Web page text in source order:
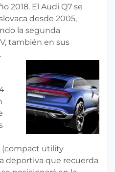
2018. El Audi Q7 se
desde 2005,
la segunda
también en sus
(compact utility
deportiva que recuerda